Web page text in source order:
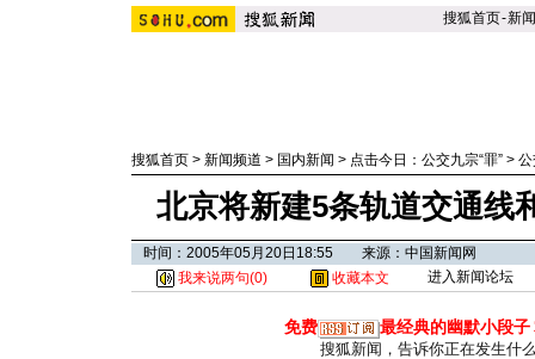
搜狐首页-新闻
搜狐首页 > 新闻频道 > 国内新闻 > 点击今日：公交九宗“罪” >
北京将新建5条轨道交通线
时间：2005年05月20日18:55 来源：中国新闻网
我来说两句(0) 收藏本文 进入新闻论坛
免费 最经典的幽默小段子
搜狐新闻，告诉你正在发生什